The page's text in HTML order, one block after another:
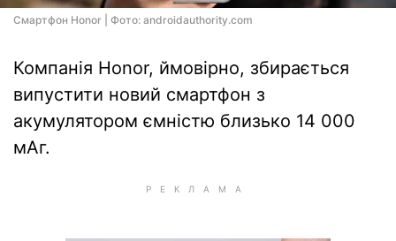
Смартфон Honor | Фото: androidauthority.com
Компанія Honor, ймовірно, збирається
випустити новий смартфон з
акумулятором ємністю близько 14 000
мАг.